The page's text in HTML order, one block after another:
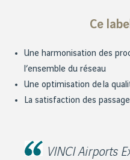
Ce
Une harmonisation des
l’ensemble du réseau
Une optimisation de la
La satisfaction des
VINCI Airports